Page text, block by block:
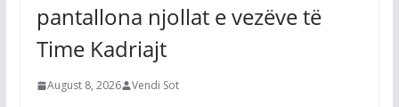
pantallona njollat e vezëve të
Time Kadriajt
August 8, 2026 Vendi Sot